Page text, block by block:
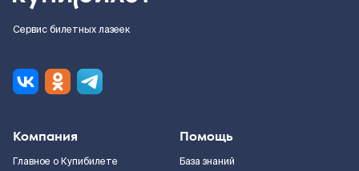
Сервис билетных лазеек
Компания
Главное о Купибилете
Помощь
База знаний